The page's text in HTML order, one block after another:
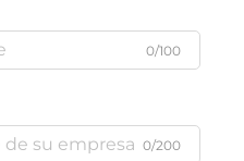
0/100
0/200